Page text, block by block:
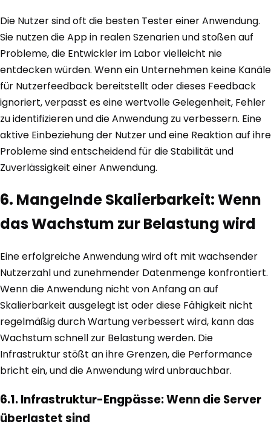
Die Nutzer sind oft die besten Tester einer Anwendung.
Sie nutzen die App in realen Szenarien und stoßen auf
Probleme, die Entwickler im Labor vielleicht nie
entdecken würden. Wenn ein Unternehmen keine Kanäle
für Nutzerfeedback bereitstellt oder dieses Feedback
ignoriert, verpasst es eine wertvolle Gelegenheit, Fehler
zu identifizieren und die Anwendung zu verbessern. Eine
aktive Einbeziehung der Nutzer und eine Reaktion auf ihre
Probleme sind entscheidend für die Stabilität und
Zuverlässigkeit einer Anwendung.
6. Mangelnde Skalierbarkeit: Wenn
das Wachstum zur Belastung wird
Eine erfolgreiche Anwendung wird oft mit wachsender
Nutzerzahl und zunehmender Datenmenge konfrontiert.
Wenn die Anwendung nicht von Anfang an auf
Skalierbarkeit ausgelegt ist oder diese Fähigkeit nicht
regelmäßig durch Wartung verbessert wird, kann das
Wachstum schnell zur Belastung werden. Die
Infrastruktur stößt an ihre Grenzen, die Performance
bricht ein, und die Anwendung wird unbrauchbar.
6.1. Infrastruktur-Engpässe: Wenn die Server
überlastet sind